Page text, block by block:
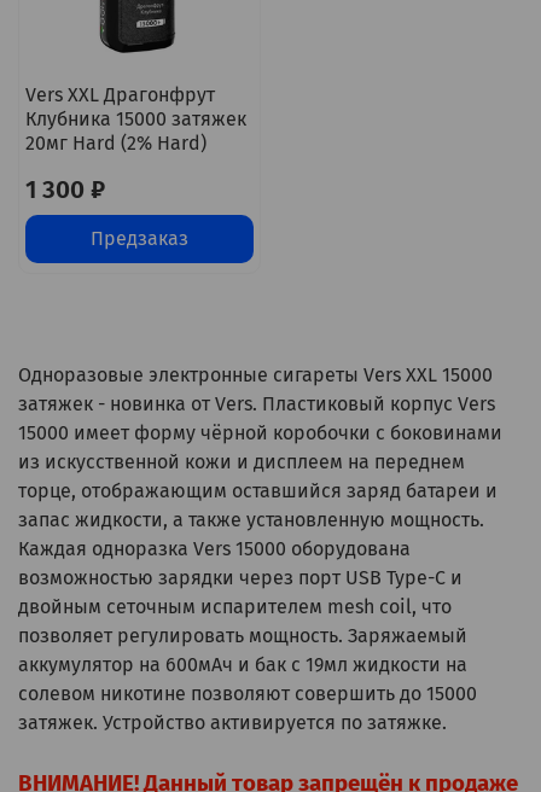
Vers XXL Драгонфрут
Клубника 15000 затяжек
20мг Hard (2% Hard)
1 300 ₽
Предзаказ
Одноразовые электронные сигареты Vers XXL 15000
затяжек - новинка от Vers. Пластиковый корпус Vers
15000 имеет форму чёрной коробочки с боковинами
из искусственной кожи и дисплеем на переднем
торце, отображающим оставшийся заряд батареи и
запас жидкости, а также установленную мощность.
Каждая одноразка Vers 15000 оборудована
возможностью зарядки через порт USB Type-C и
двойным сеточным испарителем mesh coil, что
позволяет регулировать мощность. Заряжаемый
аккумулятор на 600мАч и бак с 19мл жидкости на
солевом никотине позволяют совершить до 15000
затяжек. Устройство активируется по затяжке.
ВНИМАНИЕ! Данный товар запрещён к продаже